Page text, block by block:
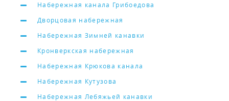
Набережная канала Грибоедова
Дворцовая набережная
Набережная Зимней канавки
Кронверкская набережная
Набережная Крюкова канала
Набережная Кутузова
Набережная Лебяжьей канавки